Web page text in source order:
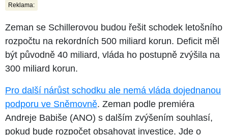
Reklama:
Zeman se Schillerovou budou řešit schodek letošního
rozpočtu na rekordních 500 miliard korun. Deficit měl
být původně 40 miliard, vláda ho postupně zvýšila na
300 miliard korun.
Pro další nárůst schodku ale nemá vláda dojednanou
podporu ve Sněmovně. Zeman podle premiéra
Andreje Babiše (ANO) s dalším zvýšením souhlasí,
pokud bude rozpočet obsahovat investice. Jde o